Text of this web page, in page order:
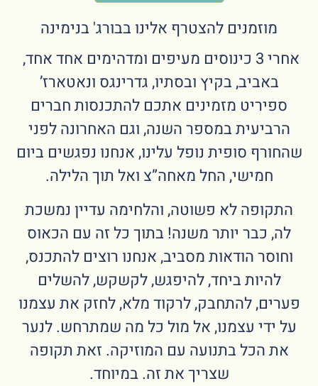
מוזמנים להצטרף אלינו בבורג' בנימינה
אחרי 3 כינוסים מעיפים ומדהימים אחד אחד,
באביב, בקיץ ובסתיו, גדרינגס ונאטארז’
ספיריט מזמינים אתכם להתכנסות חברים
הרביעית במספר השנה, וגם האחרונה לפני
שהחורף סופית נופל עלינו, אנחנו נפגשים ביום
חמישי, החל מאחה”צ ואל תוך הלילה.
התקופה לא פשוטה, והלחימה עדיין נמשכת
לה, כבר יותר משנה! בתוך כל זה עם הכאוס
וחוסר הודאות מסביב, אנחנו רוצים להתכנס,
להיות ביחד, להיפגש, לקשקש, להשלים
פערים, להתחבק, לרקוד מלא, לחזק את עצמנו
על ידי עצמנו, אל מול כל מה שמתרחש. לנער
את הכל בתנועה עם המוזיקה. זאת תקופה
שצריך את זה. במיוחד.